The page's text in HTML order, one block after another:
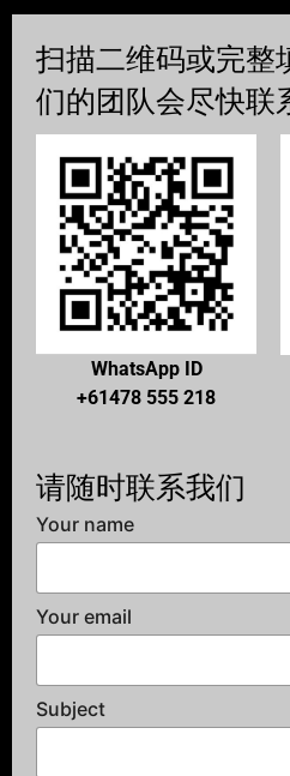
扫描二维码或完整
们的团队会尽快联
WhatsApp ID
+61478 555 218
请随时联系我们
Your name
Your email
Subject